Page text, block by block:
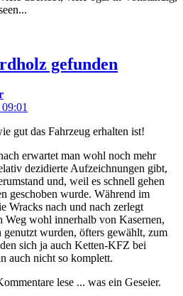
gefunden
gut das Fahrzeug erhalten ist!
erwartet man wohl noch mehr
dezidierte Aufzeichnungen gibt,
und, weil es schnell gehen
geschoben wurde. Während im
Wracks nach und nach zerlegt
Weg wohl innerhalb von Kasernen,
wurden, öfters gewählt, zum
sich ja auch Ketten-KFZ bei
auch nicht so komplett.
lese ... was ein Geseier.